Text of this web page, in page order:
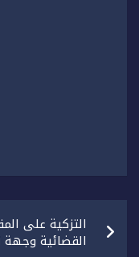
تصفّح
المقالاتالتزكية على
القضائية وجهة